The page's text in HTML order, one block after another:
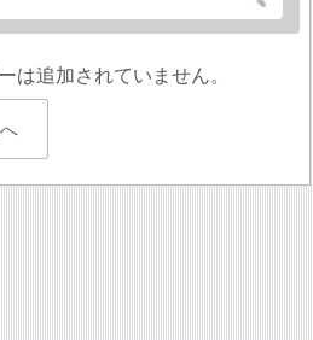
は追加されていません。